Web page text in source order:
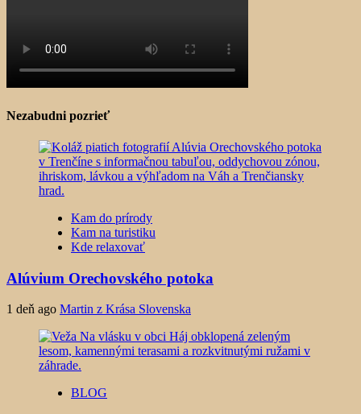
Nezabudni pozrieť
Kam do prírody
Kam na turistiku
Kde relaxovať
Alúvium Orechovského potoka
1 deň ago Martin z Krása Slovenska
BLOG